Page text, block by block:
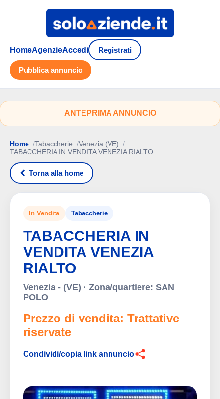
HomeAgenzieAccedi Registrati
Pubblica annuncio
ANTEPRIMA ANNUNCIO
Home Tabaccherie
Venezia (VE)
TABACCHERIA IN VENDITA VENEZIA RIALTO
Torna alla home
In Vendita Tabaccherie
TABACCHERIA IN
VENDITA VENEZIA
RIALTO
Venezia - (VE) · Zona/quartiere: SAN
POLO
Prezzo di vendita: Trattative
riservate
Condividi/copia link annuncio